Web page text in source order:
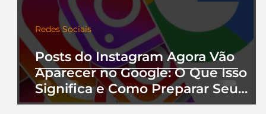
Posts do Instagram Agora Vão
Aparecer no Google: O Que Isso
Significa e Como Preparar Seu
Perfil
Redes Sociais